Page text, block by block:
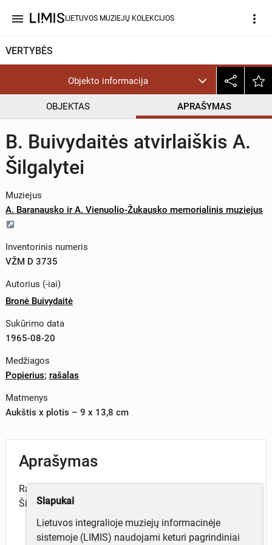
menu LIETUVOS MUZIEJŲ KOLEKCIJOS more_vert
VERTYBĖS
Objekto informacija
OBJEKTAS APRAŠYMAS
B. Buivydaitės atvirlaiškis A.
Šilgalytei
Muziejus
A. Baranausko ir A. Vienuolio-Žukausko memorialinis muziejus
Inventorinis numeris
VŽM D 3735
Autorius (-iai)
Bronė Buivydaitė
Sukūrimo data
1965-08-20
Medžiagos
Popierius; rašalas
Matmenys
Aukštis x plotis – 9 x 13,8 cm
Aprašymas
Rašytojos Bronės Buivydaitės atvirlaiškis Aleksandrai
Šilgalytei, siųstas iš Anykščių.
Slapukai
Lietuvos integralioje muziejų informacinėje
sistemoje (LIMIS) naudojami keturi pagrindiniai